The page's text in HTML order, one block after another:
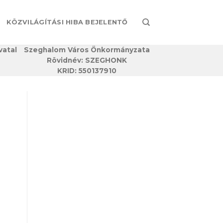
KÖZVILÁGÍTÁSI HIBA BEJELENTŐ
Szeghalom Város Önkormányzata
Rövidnév: SZEGHONK
KRID: 550137910